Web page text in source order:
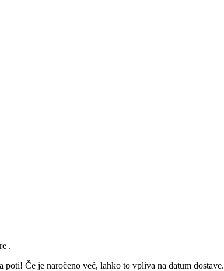
.
poti! Če je naročeno več, lahko to vpliva na datum dostave.